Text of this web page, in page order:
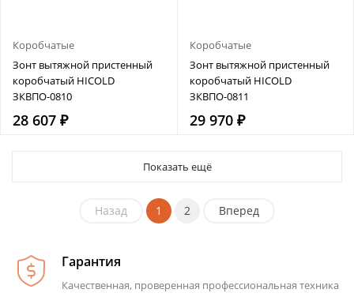
Коробчатые
Зонт вытяжной пристенный
коробчатый HICOLD
ЗКВПО-0810
28 607 ₽
Коробчатые
Зонт вытяжной пристенный
коробчатый HICOLD
ЗКВПО-0811
29 970 ₽
Показать ещё
Назад 1 2 Вперед
Гарантия
Качественная, проверенная профессиональная техника